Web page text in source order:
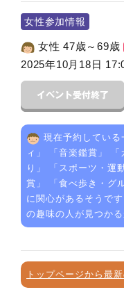
女性参加情報
女性 47歳～69歳
2025年10月18日
現在予約している
ィ 」 「 音楽鑑賞 」 「
り 」 「 スポーツ・運
賞 」 「 食べ歩き・グ
に関心があるそうで
の趣味の人が見つか
トップページから最